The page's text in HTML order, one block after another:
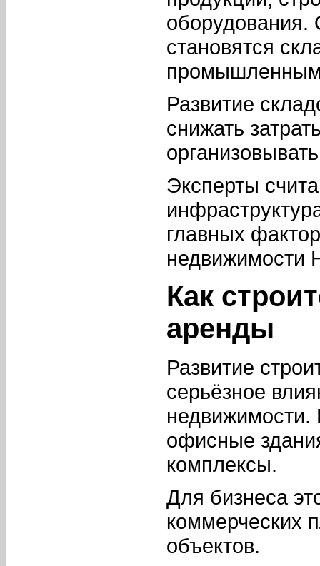
оборудования.
становятся
Развитие
снижать
Эксперты
главных
недвижимости
Как
аренды
Развитие
серьёзное
недвижимости.
офисные
комплексы.
Для бизнеса
коммерческих
объектов.